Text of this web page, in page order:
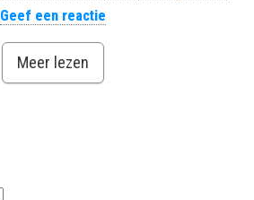
Geef een reactie
Meer lezen